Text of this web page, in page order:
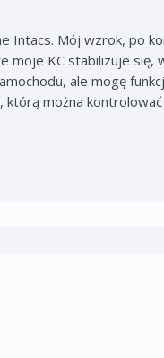
Intacs. Mój wzrok, po
moje KC stabilizuje się,
ale mogę
którą można